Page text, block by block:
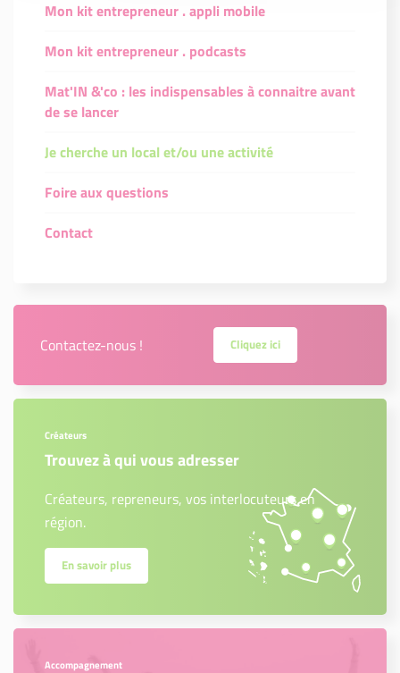
Mon kit entrepreneur . appli mobile
Mon kit entrepreneur . podcasts
Mat'IN &'co : les indispensables à connaitre avant
de se lancer
Je cherche un local et/ou une activité
Foire aux questions
Contact
Contactez-nous ! Cliquez ici
Créateurs
Trouvez à qui vous adresser
Créateurs, repreneurs, vos interlocuteurs en
région.
En savoir plus
Accompagnement